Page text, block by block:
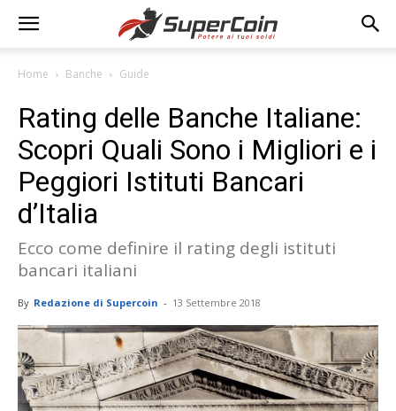
Home Banche Guide
Rating delle Banche Italiane:
Scopri Quali Sono i Migliori e i
Peggiori Istituti Bancari
d’Italia
Ecco come definire il rating degli istituti
bancari italiani
By Redazione di Supercoin - 13 Settembre 2018